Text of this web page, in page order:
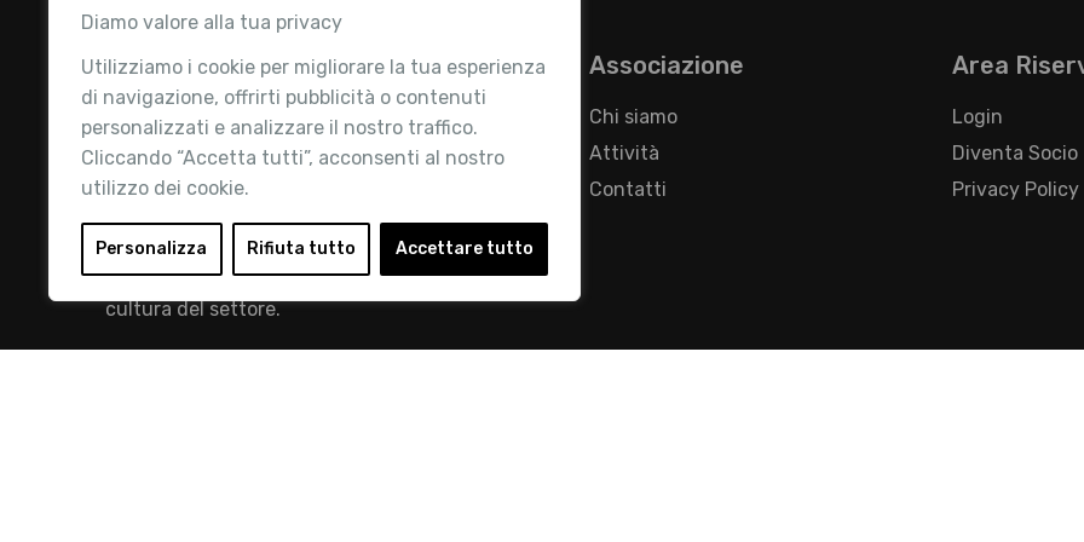
Diamo valore alla tua privacy
Utilizziamo i cookie per migliorare la tua esperienza
di navigazione, offrirti pubblicità o contenuti
personalizzati e analizzare il nostro traffico.
Cliccando “Accetta tutti”, acconsenti al nostro
utilizzo dei cookie.
Personalizza Rifiuta tutto Accettare tutto
Retail Institute Italy è l’Associazione di
riferimento per l'Ecosistema Retail: la nostra
mission è quella di promuovere lo sviluppo e la
cultura del settore.
Associazione
Chi siamo
Attività
Contatti
Area
Login
Diventa Socio
Privacy Policy